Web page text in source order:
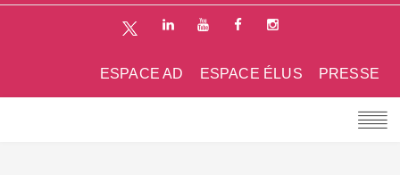
PRESSE
ESPACE ÉLUS
ESPACE AD